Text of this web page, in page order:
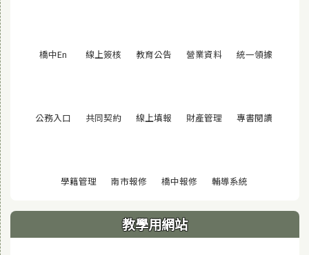
橋中En (另開視窗)
線上簽核 (另開視窗)
教育公告 (另開視窗)
營業資料(另開視窗)
統一領據
公務入口 (另開視窗)
共同契約(另開視窗)
線上填報 (另開視窗)
財產管理 (另開視窗)
專書閱讀
學籍管理(另開視窗)
南市報修(另開視窗)
橋中報修(另開視窗)
輔導系統(另開視窗)
教學用網站